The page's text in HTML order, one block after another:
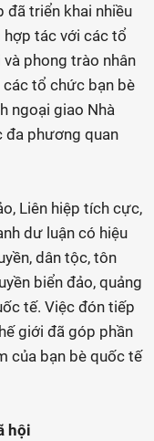
đã triển khai nhiều
hợp tác với các tổ
phong trào nhân
các tổ chức bạn bè
ngoại giao Nhà
phương quan
Liên hiệp tích cực,
dư luận có hiệu
dân tộc, tôn
biển đảo, quảng
tế. Việc đón tiếp
giới đã góp phần
của bạn bè quốc tế
hội